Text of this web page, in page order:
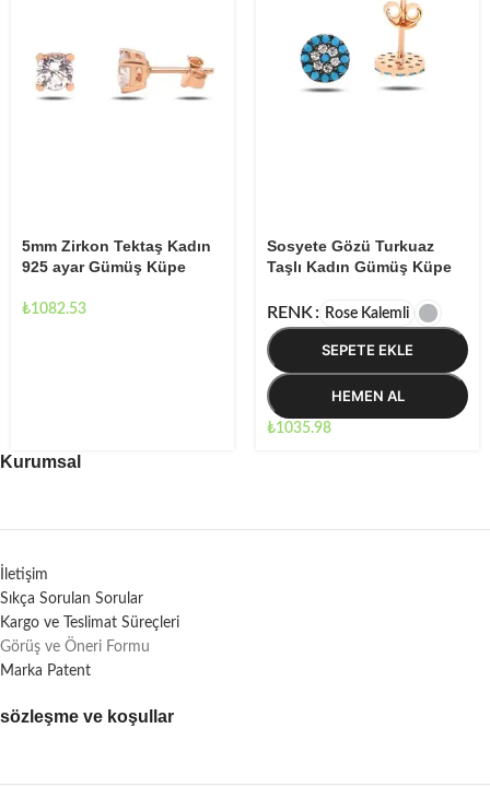
5mm Zirkon Tektaş Kadın
925 ayar Gümüş Küpe
₺1082.53
Sosyete Gözü Turkuaz
Taşlı Kadın Gümüş Küpe
RENK Rose Kalemli
SEPETE EKLE
HEMEN AL
₺1035.98
Kurumsal
İletişim
Sıkça Sorulan Sorular
Kargo ve Teslimat Süreçleri
Görüş ve Öneri Formu
Marka Patent
sözleşme ve koşullar